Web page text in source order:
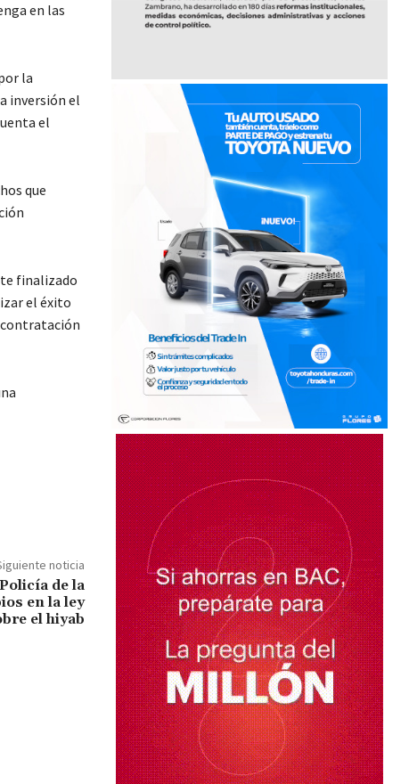
en las
la
inversión el
el
que
finalizado
el éxito
noticia
de la
en la ley
el hiyab